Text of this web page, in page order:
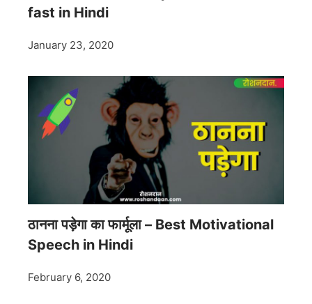
fast in Hindi
January 23, 2020
ठानना पड़ेगा का फार्मूला – Best Motivational
Speech in Hindi
February 6, 2020